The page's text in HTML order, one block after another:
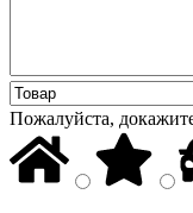
Пожалуйста,